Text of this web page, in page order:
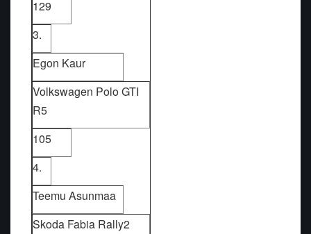
129
3.
Egon Kaur
Volkswagen Polo GTI
R5
105
4.
Teemu Asunmaa
Skoda Fabia Rally2